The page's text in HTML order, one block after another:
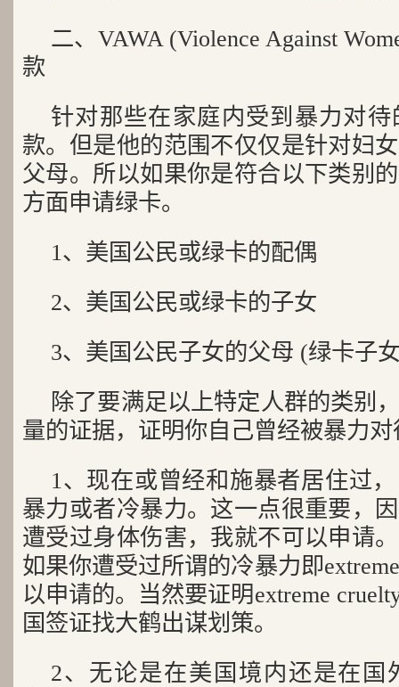
二、VAWA (Violence Against
款
针对那些在家庭内受到暴力对
款。但是他的范围不仅仅是针对妇
父母。所以如果你是符合以下类别
方面申请绿卡。
1、美国公民或绿卡的配偶
2、美国公民或绿卡的子女
3、美国公民子女的父母 (绿卡子
除了要满足以上特定人群的类别
量的证据，证明你自己曾经被暴力
1、现在或曾经和施暴者居住过
暴力或者冷暴力。这一点很重要，
遭受过身体伤害，我就不可以申请
如果你遭受过所谓的冷暴力即
以申请的。当然要证明extreme
国签证找大鹤出谋划策。
2、无论是在美国境内还是在国